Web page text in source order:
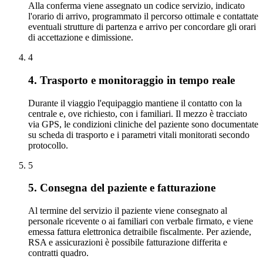
Alla conferma viene assegnato un codice servizio, indicato
l'orario di arrivo, programmato il percorso ottimale e contattate
eventuali strutture di partenza e arrivo per concordare gli orari
di accettazione e dimissione.
4
4. Trasporto e monitoraggio in tempo reale
Durante il viaggio l'equipaggio mantiene il contatto con la
centrale e, ove richiesto, con i familiari. Il mezzo è tracciato
via GPS, le condizioni cliniche del paziente sono documentate
su scheda di trasporto e i parametri vitali monitorati secondo
protocollo.
5
5. Consegna del paziente e fatturazione
Al termine del servizio il paziente viene consegnato al
personale ricevente o ai familiari con verbale firmato, e viene
emessa fattura elettronica detraibile fiscalmente. Per aziende,
RSA e assicurazioni è possibile fatturazione differita e
contratti quadro.